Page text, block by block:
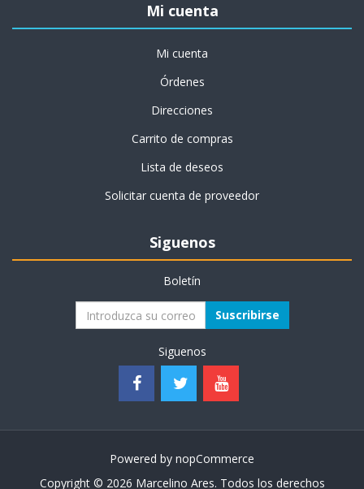
Mi cuenta
Mi cuenta
Órdenes
Direcciones
Carrito de compras
Lista de deseos
Solicitar cuenta de proveedor
Siguenos
Boletín
Suscribirse
Siguenos
Powered by nopCommerce
Copyright © 2026 Marcelino Ares. Todos los derechos